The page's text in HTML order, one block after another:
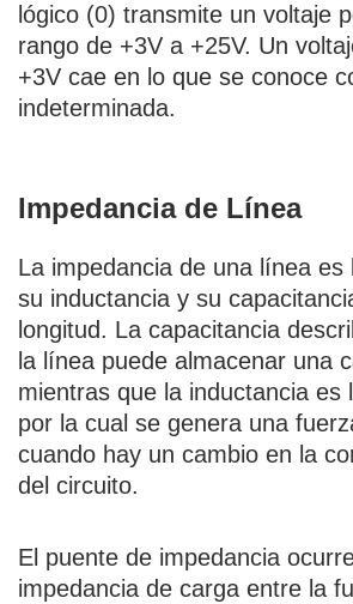
lógico (0) transmite un voltaje
rango de +3V a +25V. Un
+3V cae en lo que se conoce
indeterminada.
Impedancia de Línea
La impedancia de una línea es
su inductancia y su
longitud. La capacitancia
la línea puede almacenar una
mientras que la inductancia es
por la cual se genera una
cuando hay un cambio en la
del circuito.
El puente de impedancia
impedancia de carga entre la